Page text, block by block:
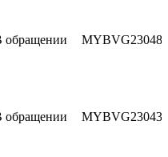
обращении
обращении